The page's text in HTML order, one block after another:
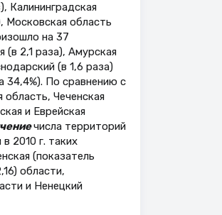
Калининградская
Московская область
на 37
(в 2,1 раза), Амурская
(в 1,6 раза)
34,4%). По сравнению с
Чеченская
и Еврейская
числа территорий
2010 г. таких
(показатель
области,
и Ненецкий